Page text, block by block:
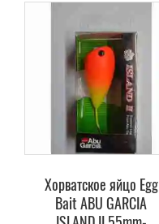
Хорватское яйцо Egg
Bait ABU GARCIA